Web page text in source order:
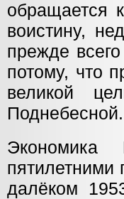
обращается
воистину,
прежде
потому, что
великой
Поднебесной.
Экономика
далёком